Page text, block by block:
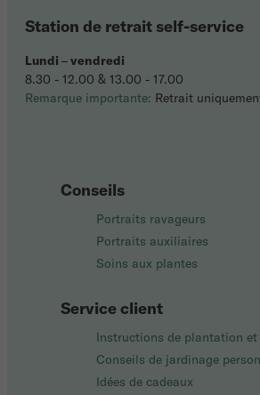
Conseils
Portraits ravageurs
Portraits auxiliaires
Soins aux plantes
Service client
Instructions de plantation et
Conseils de jardinage
Idées de cadeaux
Station de retrait self-service
Lundi –vendredi
8.30 - 12.00 & 13.00 - 17.00
Remarque importante: Retrait